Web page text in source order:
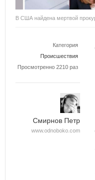
В США найдена мертвой
Категория
Происшествия
Просмотренно 2210 раз
Смирнов Петр
www.odnoboko.com